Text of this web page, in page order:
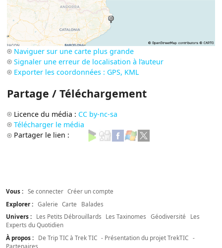
Naviguer sur une carte plus grande
Signaler une erreur de localisation à l’auteur
Exporter les coordonnées : GPS, KML
Partage / Téléchargement
Licence du média : CC by-nc-sa
Télécharger le média
Partager le lien :
Vous : Se connecter Créer un compte
Explorer : Galerie Carte
Balades
Univers :
Les Petits Débrouillards Les Taxinomes Géodiversité
Les
Experts du Quotidien
À propos :
De Trip TIC à Trek TIC - Présentation du projet TrekTIC -
Partenaires